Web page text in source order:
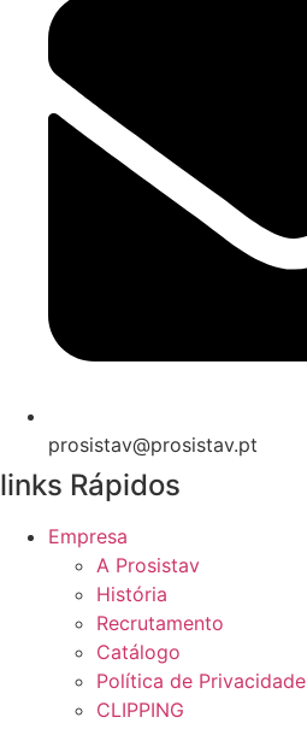
prosistav@prosistav.pt
links Rápidos
Empresa
A Prosistav
História
Recrutamento
Catálogo
Política de Privacidade
CLIPPING